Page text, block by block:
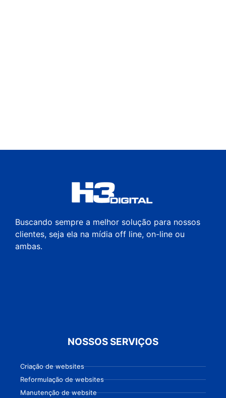
Buscando sempre a melhor solução para nossos
clientes, seja ela na mídia off line, on-line ou
ambas.
NOSSOS SERVIÇOS
Criação de websites
Reformulação de websites
Manutenção de website